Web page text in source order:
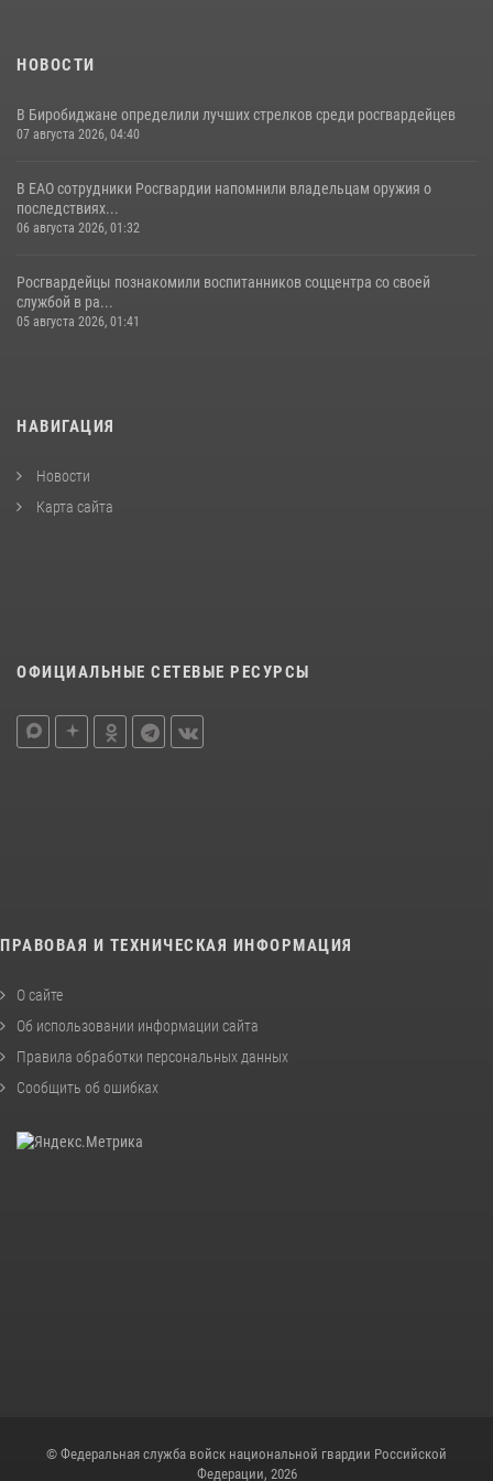
НОВОСТИ
В Биробиджане определили лучших стрелков среди росгвардейцев
07 августа 2026, 04:40
В ЕАО сотрудники Росгвардии напомнили владельцам оружия о
последствиях...
06 августа 2026, 01:32
Росгвардейцы познакомили воспитанников соццентра со своей
службой в ра...
05 августа 2026, 01:41
НАВИГАЦИЯ
Новости
Карта сайта
ОФИЦИАЛЬНЫЕ СЕТЕВЫЕ РЕСУРСЫ
ПРАВОВАЯ И ТЕХНИЧЕСКАЯ ИНФОРМАЦИЯ
О сайте
Об использовании информации сайта
Правила обработки персональных данных
Сообщить об ошибках
© Федеральная служба войск национальной гвардии Российской
Федерации, 2026